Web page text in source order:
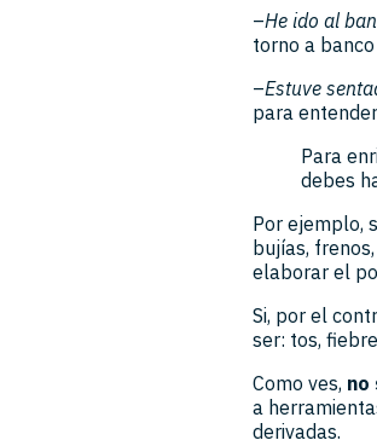
–He ido al
torno a
–Estuve
para
Para
debes
Por ejemplo,
bujías,
elaborar el
Si, por el
ser: tos,
Como ves, no
a
derivadas.